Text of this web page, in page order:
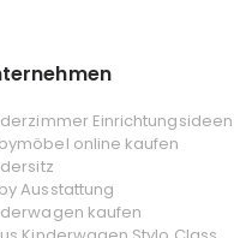
Einrichtungsideen
online kaufen
Ausstattung
kaufen